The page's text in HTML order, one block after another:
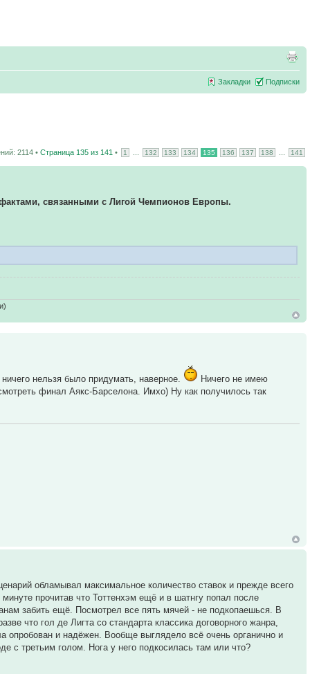
Закладки Подписки
2114 • Страница 135 из 141 • 1 132 133 134 135 136 137 138 141
связанными с Лигой Чемпионов Европы.
нельзя было придумать, наверное.
Ничего не имею
финал Аякс-Барселона. Имхо) Ну как получилось так
обламывал максимальное количество ставок и прежде всего
прочитав что Тоттенхэм ещё и в шатнгу попал после
забить ещё. Посмотрел все пять мячей - не подкопаешься. В
что гол де Лигта со стандарта классика договорного жанра,
опробован и надёжен. Вообще выглядело всё очень органично и
с третьим голом. Нога у него подкосилась там или что?